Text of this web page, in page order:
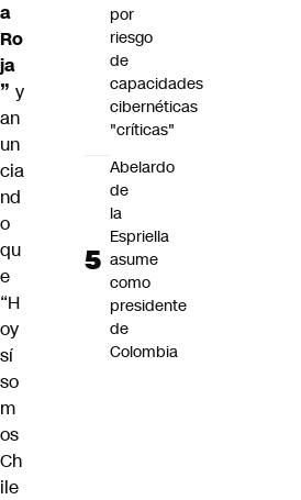
a
Ro
ja
” y
an
un
cia
nd
o
qu
e
“H
oy
sí
so
m
os
Ch
ile
por
riesgo
de
capacidades
cibernéticas
"críticas"
Abelardo
de
la
Espriella
asume
como
presidente
de
Colombia